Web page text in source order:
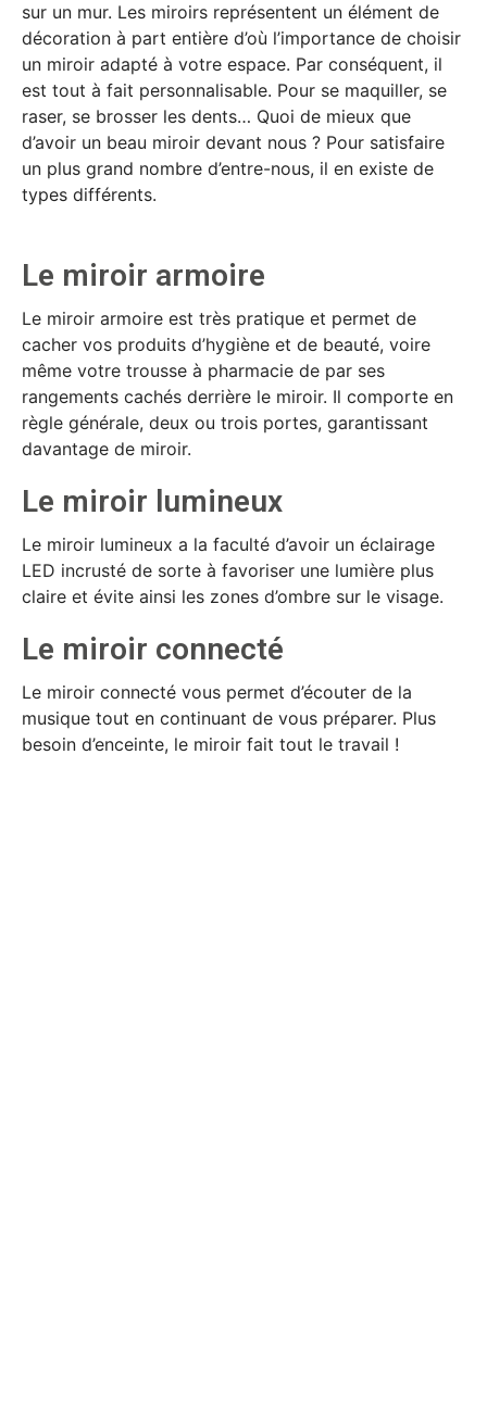
sur un mur. Les miroirs représentent un élément de
décoration à part entière d’où l’importance de choisir
un miroir adapté à votre espace. Par conséquent, il
est tout à fait personnalisable. Pour se maquiller, se
raser, se brosser les dents… Quoi de mieux que
d’avoir un beau miroir devant nous ? Pour satisfaire
un plus grand nombre d’entre-nous, il en existe de
types différents.
Le miroir armoire
Le miroir armoire est très pratique et permet de
cacher vos produits d’hygiène et de beauté, voire
même votre trousse à pharmacie de par ses
rangements cachés derrière le miroir. Il comporte en
règle générale, deux ou trois portes, garantissant
davantage de miroir.
Le miroir lumineux
Le miroir lumineux a la faculté d’avoir un éclairage
LED incrusté de sorte à favoriser une lumière plus
claire et évite ainsi les zones d’ombre sur le visage.
Le miroir connecté
Le miroir connecté vous permet d’écouter de la
musique tout en continuant de vous préparer. Plus
besoin d’enceinte, le miroir fait tout le travail !